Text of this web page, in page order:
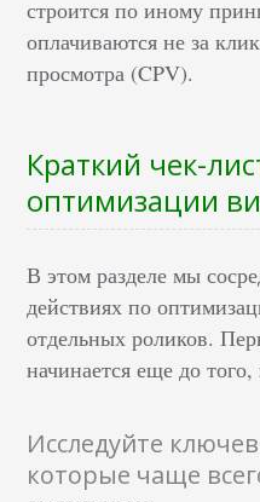
строится по иному
оплачиваются не за
просмотра (CPV).
Краткий чек-
оптимизации
В этом разделе мы
действиях по
отдельных роликов.
начинается еще до
Исследуйте
которые чаще